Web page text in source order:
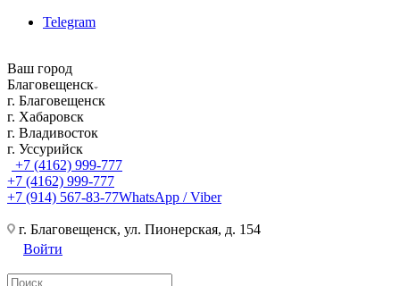
Telegram
Ваш город
Благовещенск
г. Благовещенск
г. Хабаровск
г. Владивосток
г. Уссурийск
+7 (4162) 999-777
+7 (4162) 999-777
+7 (914) 567-83-77WhatsApp / Viber
г. Благовещенск, ул. Пионерская, д. 154
Войти